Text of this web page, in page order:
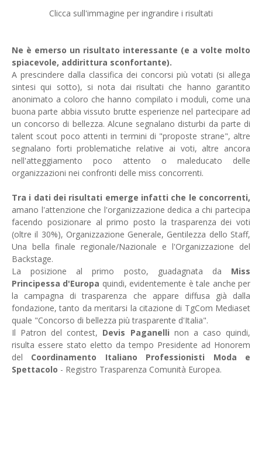
Clicca sull'immagine per ingrandire i risultati
Ne è emerso un risultato interessante (e a volte molto
spiacevole, addirittura sconfortante).
A prescindere dalla classifica dei concorsi più votati (si allega
sintesi qui sotto), si nota dai risultati che hanno garantito
anonimato a coloro che hanno compilato i moduli, come una
buona parte abbia vissuto brutte esperienze nel partecipare ad
un concorso di bellezza. Alcune segnalano disturbi da parte di
talent scout poco attenti in termini di "proposte strane", altre
segnalano forti problematiche relative ai voti, altre ancora
nell'atteggiamento poco attento o maleducato delle
organizzazioni nei confronti delle miss concorrenti.
Tra i dati dei risultati emerge infatti che le concorrenti,
amano l'attenzione che l'organizzazione dedica a chi partecipa
facendo posizionare al primo posto la trasparenza dei voti
(oltre il 30%), Organizzazione Generale, Gentilezza dello Staff,
Una bella finale regionale/Nazionale e l'Organizzazione del
Backstage.
La posizione al primo posto, guadagnata da Miss
Principessa d'Europa quindi, evidentemente è tale anche per
la campagna di trasparenza che appare diffusa già dalla
fondazione, tanto da meritarsi la citazione di TgCom Mediaset
quale "Concorso di bellezza più trasparente d'Italia".
Il Patron del contest, Devis Paganelli non a caso quindi,
risulta essere stato eletto da tempo Presidente ad Honorem
del Coordinamento Italiano Professionisti Moda e
Spettacolo - Registro Trasparenza Comunità Europea.